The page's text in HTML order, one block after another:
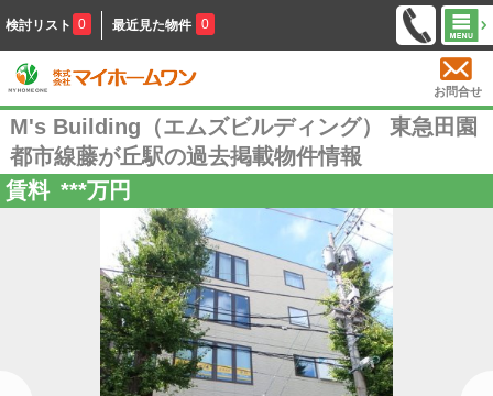
検討リスト 0 最近見た物件 0
お問合せ
M's Building（エムズビルディング） 東急田園
都市線藤が丘駅の過去掲載物件情報
賃料 ***万円